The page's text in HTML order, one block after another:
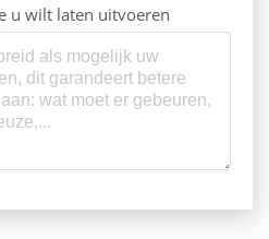
u wilt laten uitvoeren